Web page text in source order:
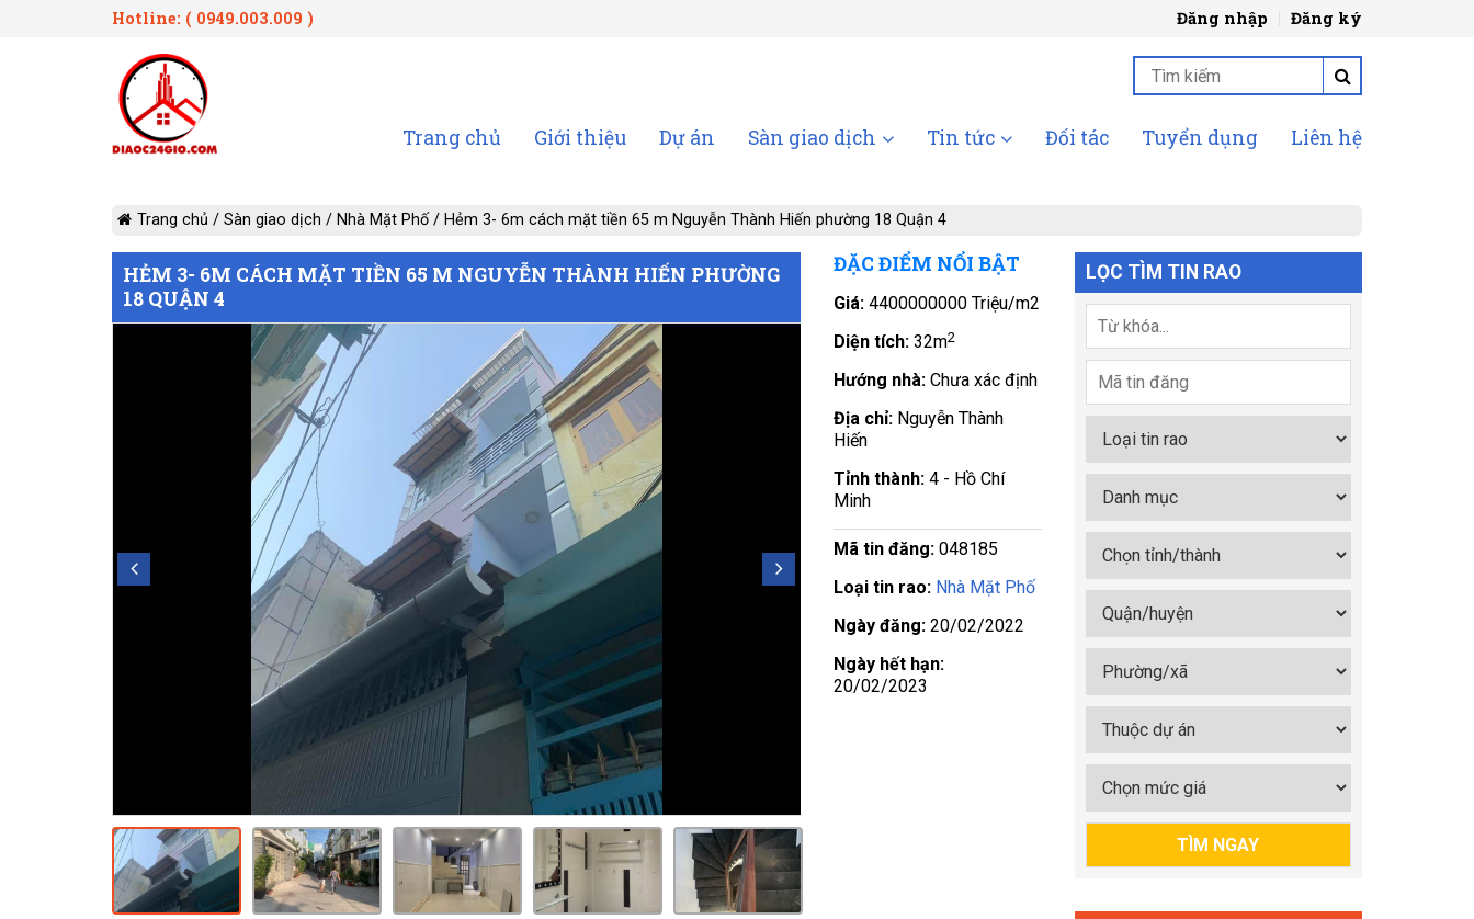
Hotline: ( 0949.003.009 ) Đăng nhập Đăng ký
Trang chủ Giới thiệu Dự án Sàn giao dịch Tin tức Đối tác Tuyển dụng Liên hệ
Trang chủ / Sàn giao dịch / Nhà Mặt Phố / Hẻm 3- 6m cách mặt tiền 65 m Nguyễn Thành Hiến phường 18 Quận 4
HẺM 3- 6M CÁCH MẶT TIỀN 65 M NGUYỄN THÀNH HIẾN PHƯỜNG
18 QUẬN 4
ĐẶC ĐIỂM NỔI BẬT
Giá:4400000000 Triệu/m2
Diện tích:32m2
Hướng nhà:Chưa xác định
Địa chỉ: Nguyễn Thành
Hiến
Tỉnh thành:4 - Hồ Chí
Minh
Mã tin đăng:048185
Loại tin rao: Nhà Mặt Phố
Ngày đăng:20/02/2022
Ngày hết hạn:
20/02/2023
LỌC TÌM TIN RAO